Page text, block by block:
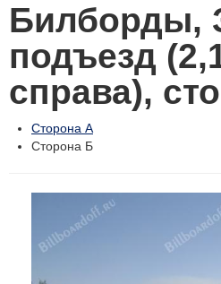
Билборды,
подъезд
справа),
Сторона А
Сторона Б